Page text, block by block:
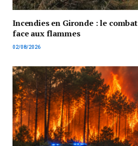
Incendies en Gironde : le
face aux flammes
02/08/2026